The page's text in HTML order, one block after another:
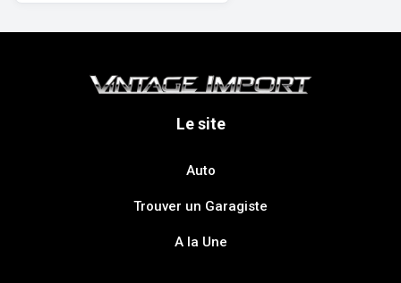
Le site
Auto
Trouver un Garagiste
A la Une